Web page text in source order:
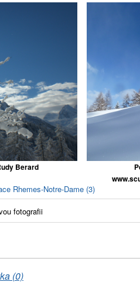
Berard
Rhemes-Notre-Dame (3)
fotografii
(0)